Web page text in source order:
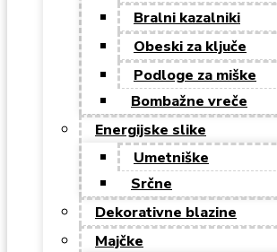
Bralni kazalniki
Obeski za ključe
Podloge za miške
Bombažne vreče
Energijske slike
Umetniške
Srčne
Dekorativne blazine
Majčke